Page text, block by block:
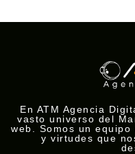
En ATM Agencia
vasto universo del
web. Somos un
y virtudes que